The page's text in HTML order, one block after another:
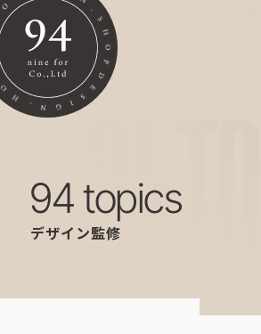
94
94 topics
デザイン監修